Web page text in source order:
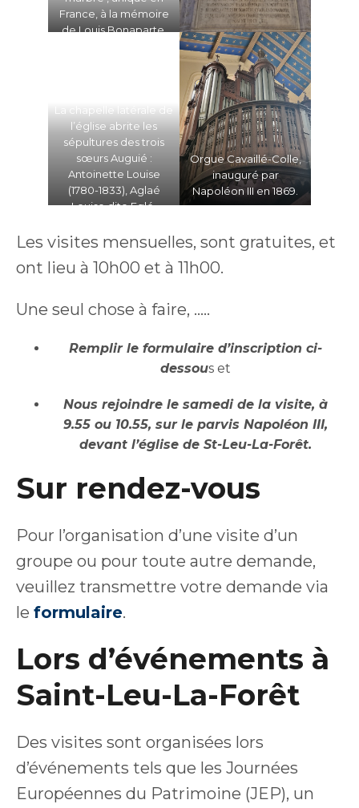
France, à la mémoire
de Louis Bonaparte,
La chapelle latérale de
l’église abrite les
sépultures des trois
sœurs Auguié :
Antoinette Louise
(1780-1833), Aglaé
Louise dite Eglé,
Ney (1782-1854), et
Henriette Joséphine
Orgue Cavaillé-Colle,
inauguré par
Napoléon III en 1869.
Les visites mensuelles, sont gratuites, et
ont lieu à 10h00 et à 11h00.
Une seul chose à faire, …..
Remplir le formulaire d’inscription ci-
dessous et
Nous rejoindre le samedi de la visite, à
9.55 ou 10.55, sur le parvis Napoléon III,
devant l’église de St-Leu-La-Forêt.
Sur rendez-vous
Pour l’organisation d’une visite d’un
groupe ou pour toute autre demande,
veuillez transmettre votre demande via
le formulaire.
Lors d’événements à
Saint-Leu-La-Forêt
Des visites sont organisées lors
d’événements tels que les Journées
Européennes du Patrimoine (JEP), un